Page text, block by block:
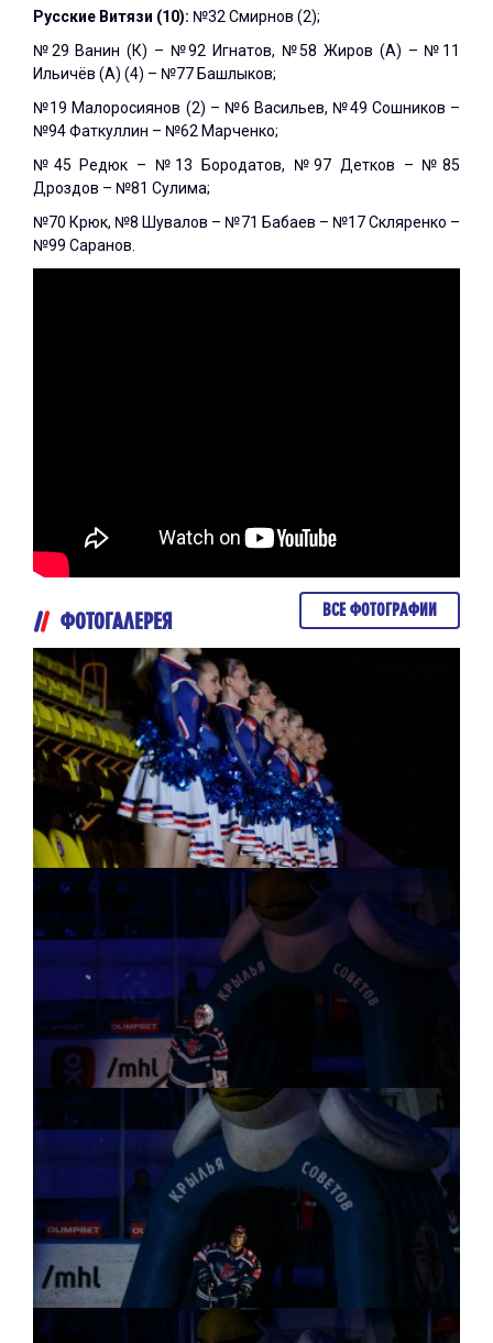
Русские Витязи (10): №32 Смирнов (2);
№29 Ванин (К) – №92 Игнатов, №58 Жиров (А) – №11
Ильичёв (А) (4) – №77 Башлыков;
№19 Малоросиянов (2) – №6 Васильев, №49 Сошников –
№94 Фаткуллин – №62 Марченко;
№45 Редюк – №13 Бородатов, №97 Детков – №85
Дроздов – №81 Сулима;
№70 Крюк, №8 Шувалов – №71 Бабаев – №17 Скляренко –
№99 Саранов.
ФОТОГАЛЕРЕЯ ВСЕ ФОТОГРАФИИ